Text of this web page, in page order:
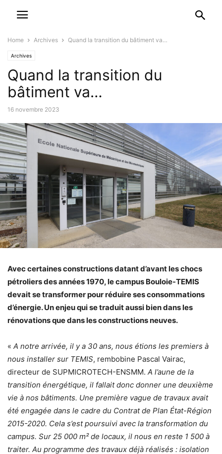
Home Archives Quand la transition du bâtiment va…
Archives
Quand la transition du
bâtiment va…
16 novembre 2023
Avec certaines constructions datant d’avant les chocs
pétroliers des années 1970, le campus Bouloie-TEMIS
devait se transformer pour réduire ses consommations
d’énergie. Un enjeu qui se traduit aussi bien dans les
rénovations que dans les constructions neuves.
« A notre arrivée, il y a 30 ans, nous étions les premiers à
nous installer sur TEMIS, rembobine Pascal Vairac,
directeur de SUPMICROTECH-ENSMM. A l’aune de la
transition énergétique, il fallait donc donner une deuxième
vie à nos bâtiments. Une première vague de travaux avait
été engagée dans le cadre du Contrat de Plan État-Région
2015-2020. Cela s’est poursuivi avec la transformation du
campus. Sur 25 000 m² de locaux, il nous en reste 1 500 à
traiter. Au programme des travaux déjà réalisés : isolation